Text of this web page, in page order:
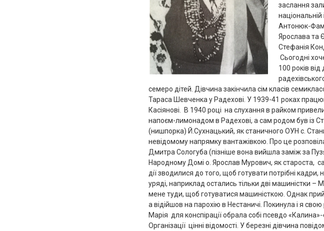
заслання
Антонюк-
Ярослава та
Стефанія
Сьогодні
100 років
семеро дітей. Дівчина закінчила сім класів
Тараса Шевченка у Радехові. У 1939-41 роках
Касіянові. В 1940 році на слухання в райком
напоєм-лимонадом в Радехові, а сам родом був із
(нишпорка) Й.Сухнацький, як станичного ОУН с.
невідомому напрямку вантажівкою. Про це
Дмитра Сологуба (пізніше вона вийшла заміж за
Народному Домі о. Ярослав Мурович, як староста,
дії зводилися до того, щоб готувати потрібні
уряді, наприклад остались тільки дві машиністки
мене туди, щоб готуватися машиністкою. Однак
а відійшов на парохію в Нестаничі. Покинула і я
Марія для конспірації обрала собі псевдо
Організації цінні відомості. У березні дівчина